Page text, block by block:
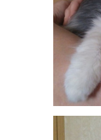
Марта чудесная,
прехорошенькая